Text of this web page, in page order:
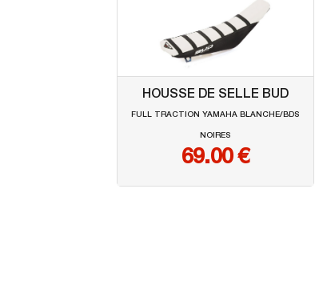
HOUSSE DE SELLE BUD
FULL TRACTION YAMAHA BLANCHE/BDS
NOIRES
69.00€